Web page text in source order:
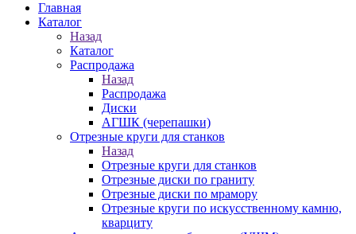
Главная
Каталог
Назад
Каталог
Распродажа
Назад
Распродажа
Диски
АГШК (черепашки)
Отрезные круги для станков
Назад
Отрезные круги для станков
Отрезные диски по граниту
Отрезные диски по мрамору
Отрезные круги по искусственному камню,
кварциту